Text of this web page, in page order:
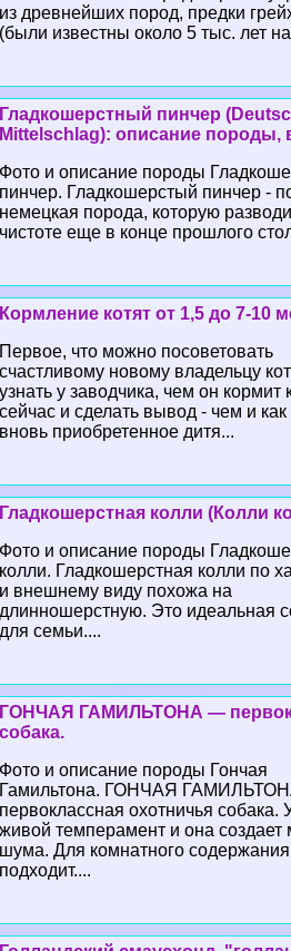
из древнейших пород, предки
(были известны около 5 тыс. лет
Гладкошерстный пинчер
Mittelschlag): описание
Фото и описание породы
пинчер. Гладкошерстый пинчер -
немецкая порода, которую
чистоте еще в конце прошлого
Кормление котят от 1,5 до 7-10
Первое, что можно посоветовать
счастливому новому владельцу
узнать у заводчика, чем он кормит
сейчас и сделать вывод - чем и как
вновь приобретенное дитя...
Гладкошерстная колли (Колли
Фото и описание породы
колли. Гладкошерстная колли по
и внешнему виду похожа на
длинношерстную. Это идеальная
для семьи....
ГОНЧАЯ ГАМИЛЬТОНА —
собака.
Фото и описание породы Гончая
Гамильтона. ГОНЧАЯ
первоклассная охотничья собака.
живой темперамент и она создает
шума. Для комнатного
подходит....